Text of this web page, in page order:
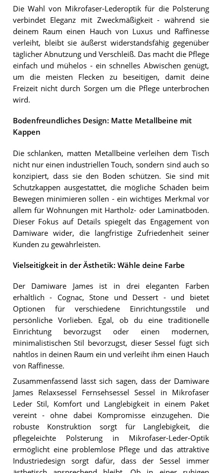
Die Wahl von Mikrofaser-Lederoptik für die Polsterung
verbindet Eleganz mit Zweckmäßigkeit - während sie
deinem Raum einen Hauch von Luxus und Raffinesse
verleiht, bleibt sie äußerst widerstandsfähig gegenüber
täglicher Abnutzung und Verschleiß. Das macht die Pflege
einfach und mühelos - ein schnelles Abwischen genügt,
um die meisten Flecken zu beseitigen, damit deine
Freizeit nicht durch Sorgen um die Pflege unterbrochen
wird.
Bodenfreundliches Design: Matte Metallbeine mit
Kappen
Die schlanken, matten Metallbeine verleihen dem Tisch
nicht nur einen industriellen Touch, sondern sind auch so
konzipiert, dass sie den Boden schützen. Sie sind mit
Schutzkappen ausgestattet, die mögliche Schäden beim
Bewegen minimieren sollen - ein wichtiges Merkmal vor
allem für Wohnungen mit Hartholz- oder Laminatböden.
Dieser Fokus auf Details spiegelt das Engagement von
Damiware wider, die langfristige Zufriedenheit seiner
Kunden zu gewährleisten.
Vielseitigkeit in der Ästhetik: Wähle deine Farbe
Der Damiware James ist in drei eleganten Farben
erhältlich - Cognac, Stone und Dessert - und bietet
Optionen für verschiedene Einrichtungsstile und
persönliche Vorlieben. Egal, ob du eine traditionelle
Einrichtung bevorzugst oder einen modernen,
minimalistischen Stil bevorzugst, dieser Sessel fügt sich
nahtlos in deinen Raum ein und verleiht ihm einen Hauch
von Raffinesse.
Zusammenfassend lässt sich sagen, dass der Damiware
James Relaxsessel Fernsehsessel Sessel in Mikrofaser
Leder Stil, Komfort und Langlebigkeit in einem Paket
vereint - ohne dabei Kompromisse einzugehen. Die
robuste Konstruktion sorgt für Langlebigkeit, die
pflegeleichte Polsterung in Mikrofaser-Leder-Optik
ermöglicht eine problemlose Pflege und das attraktive
Industriedesign sorgt dafür, dass der Sessel immer